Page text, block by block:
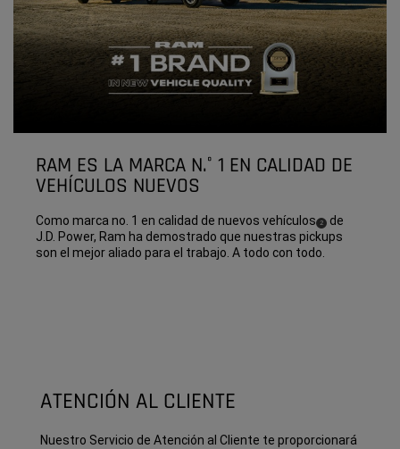
RAM ES LA MARCA N.° 1 EN CALIDAD DE
VEHÍCULOS NUEVOS
Como marca no. 1 en calidad de nuevos vehículos ( Disclosure
2)
de
J.D. Power, Ram ha demostrado que nuestras pickups
son el mejor aliado para el trabajo. A todo con todo.
ATENCIÓN AL CLIENTE
Nuestro Servicio de Atención al Cliente te proporcionará